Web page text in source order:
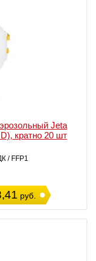
Jeta
кратно 20 шт
/ FFP1
руб.